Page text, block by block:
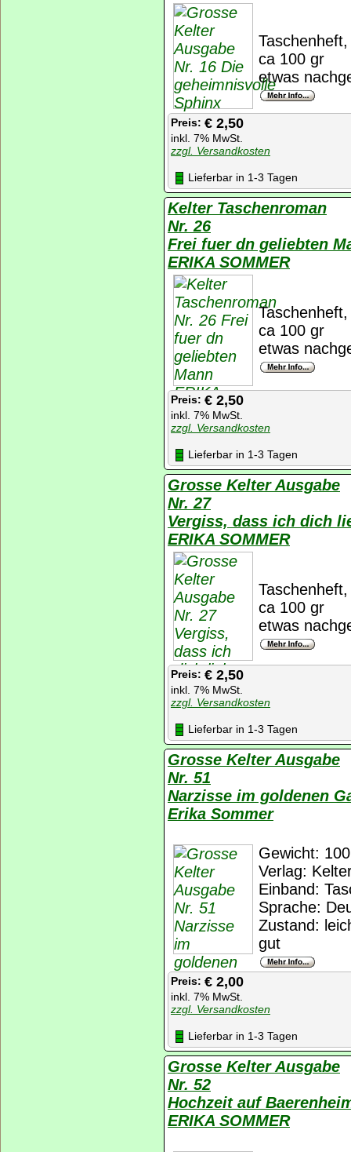
ca 100 gr
etwas
Preis: € 2,50
inkl. 7% MwSt.
zzgl. Versandkosten
Lieferbar in 1-3 Tagen
Kelter Taschenroman
Nr. 26
Frei fuer dn geliebten
ERIKA SOMMER
ca 100 gr
etwas
Preis: € 2,50
inkl. 7% MwSt.
zzgl. Versandkosten
Lieferbar in 1-3 Tagen
Grosse Kelter Ausgabe
Nr. 27
Vergiss, dass ich dich
ERIKA SOMMER
ca 100 gr
etwas
Preis: € 2,50
inkl. 7% MwSt.
zzgl. Versandkosten
Lieferbar in 1-3 Tagen
Grosse Kelter Ausgabe
Nr. 51
Narzisse im goldenen
Erika Sommer
Gewicht:
Verlag:
Einband:
Sprache:
Zustand:
gut
Preis: € 2,00
inkl. 7% MwSt.
zzgl. Versandkosten
Lieferbar in 1-3 Tagen
Grosse Kelter Ausgabe
Nr. 52
Hochzeit auf
ERIKA SOMMER